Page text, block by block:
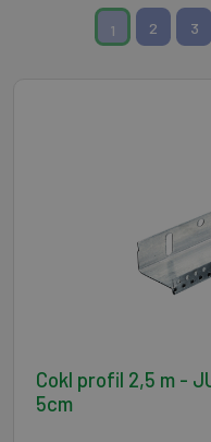
1 2 3
Cokl profil 2,5 m -
5cm